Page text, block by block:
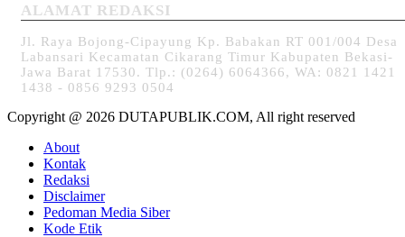
ALAMAT REDAKSI
Jl. Raya Bojong-Cipayung Kp. Babakan RT 001/004 Desa
Labansari Kecamatan Cikarang Timur Kabupaten Bekasi-
Jawa Barat 17530. Tlp.: (0264) 6064366, WA: 0821 1421
1438 - 0856 9293 0504
Copyright @ 2026 DUTAPUBLIK.COM, All right reserved
About
Kontak
Redaksi
Disclaimer
Pedoman Media Siber
Kode Etik